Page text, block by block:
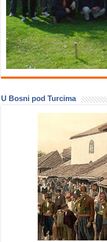
U Bosni pod Turcima